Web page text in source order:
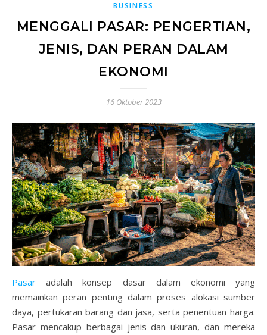
BUSINESS
MENGGALI PASAR: PENGERTIAN,
JENIS, DAN PERAN DALAM
EKONOMI
16 Oktober 2023
Pasar adalah konsep dasar dalam ekonomi yang
memainkan peran penting dalam proses alokasi sumber
daya, pertukaran barang dan jasa, serta penentuan harga.
Pasar mencakup berbagai jenis dan ukuran, dan mereka